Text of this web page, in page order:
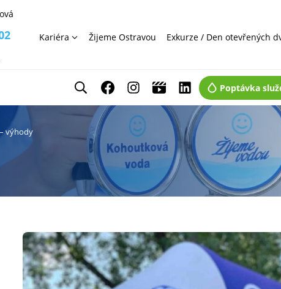
Kariéra Žijeme Ostravou Exkurze / Den otevřených
Poptávka
– výhody